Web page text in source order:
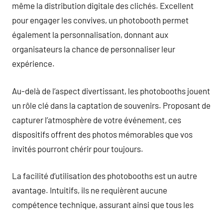
même la distribution digitale des clichés. Excellent
pour engager les convives, un photobooth permet
également la personnalisation, donnant aux
organisateurs la chance de personnaliser leur
expérience.
Au-delà de l’aspect divertissant, les photobooths jouent
un rôle clé dans la captation de souvenirs. Proposant de
capturer l’atmosphère de votre événement, ces
dispositifs offrent des photos mémorables que vos
invités pourront chérir pour toujours.
La facilité d’utilisation des photobooths est un autre
avantage. Intuitifs, ils ne requièrent aucune
compétence technique, assurant ainsi que tous les